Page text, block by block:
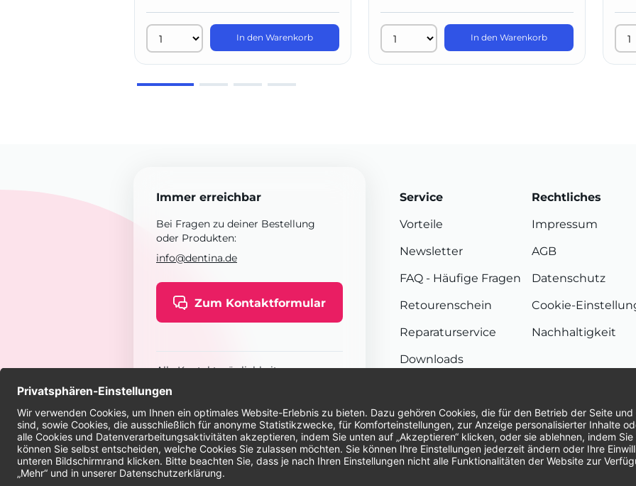
In den Warenkorb In den Warenkorb
Immer erreichbar
Bei Fragen zu deiner Bestellung
oder Produkten:
info@dentina.de
Zum Kontaktformular
Alle Kontaktmöglichkeiten
Service
Vorteile
Newsletter
FAQ - Häufige Fragen
Retourenschein
Reparaturservice
Downloads
Rechtliches
Impressum
AGB
Datenschutz
Cookie-
Nachhaltigkeit